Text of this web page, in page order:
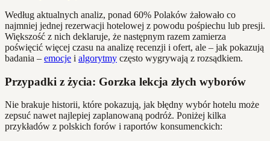
Według aktualnych analiz, ponad 60% Polaków żałowało co
najmniej jednej rezerwacji hotelowej z powodu pośpiechu lub presji.
Większość z nich deklaruje, że następnym razem zamierza
poświęcić więcej czasu na analizę recenzji i ofert, ale – jak pokazują
badania – emocje i algorytmy często wygrywają z rozsądkiem.
Przypadki z życia: Gorzka lekcja złych wyborów
Nie brakuje historii, które pokazują, jak błędny wybór hotelu może
zepsuć nawet najlepiej zaplanowaną podróż. Poniżej kilka
przykładów z polskich forów i raportów konsumenckich: